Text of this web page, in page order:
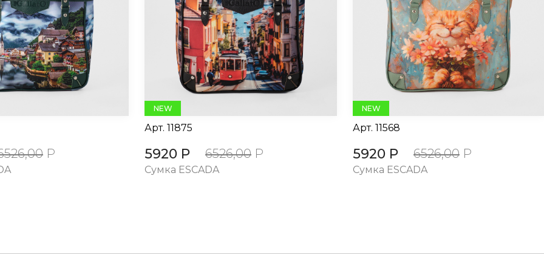
Р
NEW
Арт. 11875
5920 Р 6526,00 Р
Сумка ESCADA
NEW
Арт. 11568
5920 Р 6526,00 Р
Сумка ESCADA